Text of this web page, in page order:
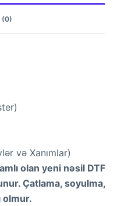
(0)
və Xanımlar)
olan yeni nəsil DTF
Çatlama, soyulma,
olmur.